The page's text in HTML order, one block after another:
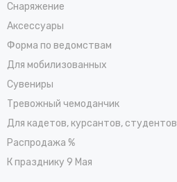
Снаряжение
Аксессуары
Форма по ведомствам
Для мобилизованных
Сувениры
Тревожный чемоданчик
Для кадетов, курсантов, студентов
Распродажа %
К празднику 9 Мая